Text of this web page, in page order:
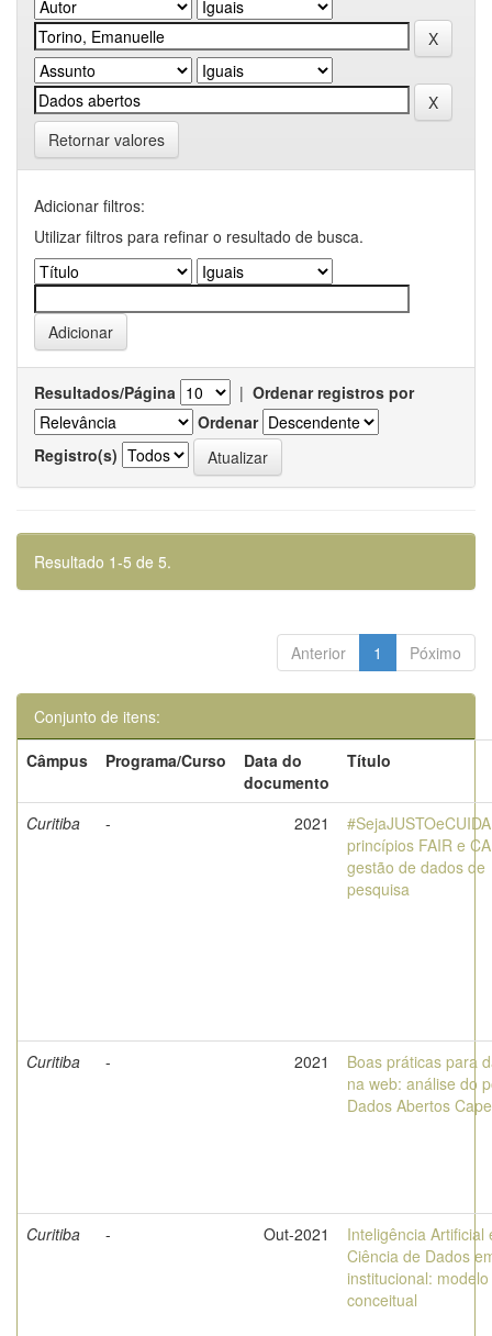
Retornar valores
Adicionar filtros:
Utilizar filtros para refinar o resultado de busca.
Resultados/Página | Ordenar registros por
Ordenar
Registro(s)
Resultado 1-5 de 5.
Anterior 1 Póximo
Conjunto de itens:
Câmpus
Programa/Curso
Data do
documento
Título
Curitiba - 2021
princípios FAIR e
gestão de dados de
pesquisa
Curitiba - 2021
Boas práticas para
na web: análise do
Dados Abertos
Curitiba - Out-2021
Inteligência Artificial
Ciência de Dados
institucional: modelo
conceitual